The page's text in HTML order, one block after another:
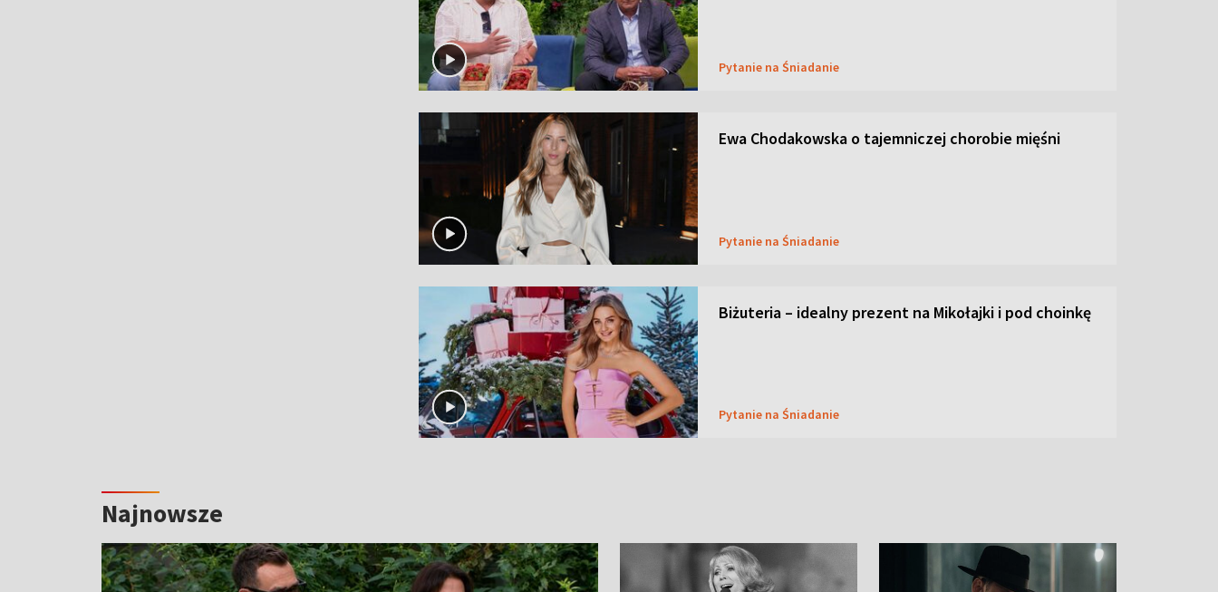
Pytanie na Śniadanie
Ewa Chodakowska o tajemniczej chorobie mięśni
Pytanie na Śniadanie
Biżuteria – idealny prezent na Mikołajki i pod choinkę
Pytanie na Śniadanie
Najnowsze